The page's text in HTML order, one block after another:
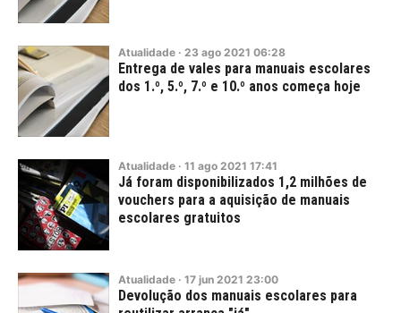
Atualidade · 23 ago 2021 06:28
Entrega de vales para manuais escolares
dos 1.º, 5.º, 7.º e 10.º anos começa hoje
Atualidade · 11 ago 2021 17:41
Já foram disponibilizados 1,2 milhões de
vouchers para a aquisição de manuais
escolares gratuitos
Atualidade · 17 jun 2021 23:00
Devolução dos manuais escolares para